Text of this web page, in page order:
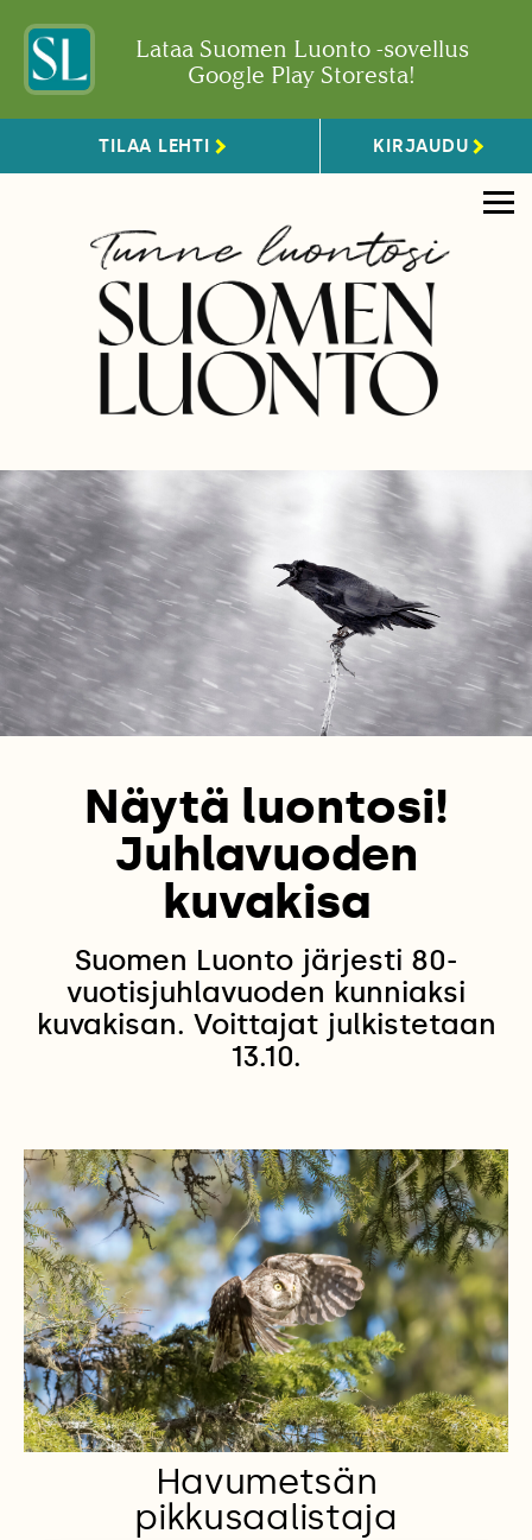
Lataa Suomen Luonto -sovellus
Google Play Storesta!
TILAA LEHTI KIRJAUDU
Näytä luontosi!
Juhlavuoden
kuvakisa
Suomen Luonto järjesti 80-
vuotisjuhlavuoden kunniaksi
kuvakisan. Voittajat julkistetaan
13.10.
Havumetsän
pikkusaalistaja